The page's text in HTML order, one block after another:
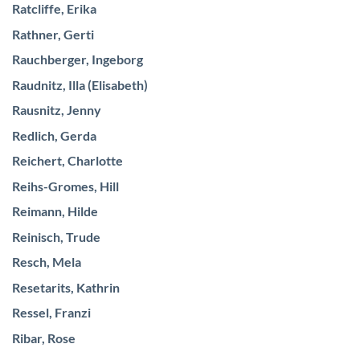
Ratcliffe, Erika
Rathner, Gerti
Rauchberger, Ingeborg
Raudnitz, Illa (Elisabeth)
Rausnitz, Jenny
Redlich, Gerda
Reichert, Charlotte
Reihs-Gromes, Hill
Reimann, Hilde
Reinisch, Trude
Resch, Mela
Resetarits, Kathrin
Ressel, Franzi
Ribar, Rose